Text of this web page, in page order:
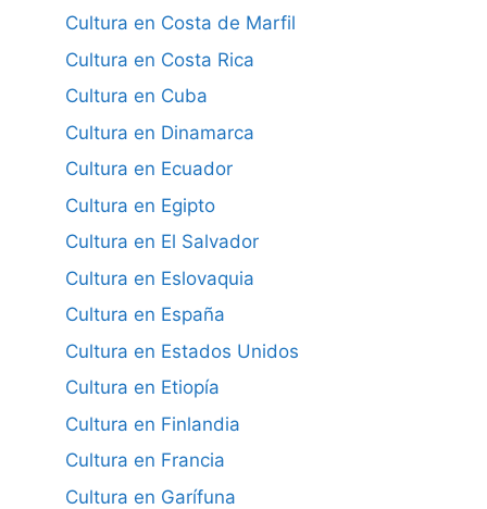
Cultura en Costa de Marfil
Cultura en Costa Rica
Cultura en Cuba
Cultura en Dinamarca
Cultura en Ecuador
Cultura en Egipto
Cultura en El Salvador
Cultura en Eslovaquia
Cultura en España
Cultura en Estados Unidos
Cultura en Etiopía
Cultura en Finlandia
Cultura en Francia
Cultura en Garífuna